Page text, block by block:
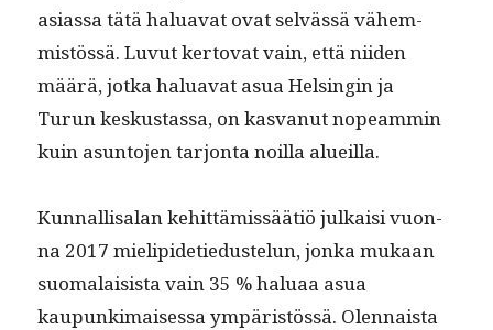
asi­as­sa tätä halu­a­vat ovat selvässä vähem­
mistössä. Luvut ker­to­vat vain, että niiden
määrä, jot­ka halu­a­vat asua Helsin­gin ja
Turun keskus­tas­sa, on kas­vanut nopeam­min
kuin asun­to­jen tar­jon­ta noil­la alueilla.
Kun­nal­lisalan kehit­tämis­säätiö julka­isi vuon­
na 2017 mielipi­de­tiedustelun, jon­ka mukaan
suo­ma­lai­sista vain 35 % halu­aa asua
kaupunki­maises­sa ympäristössä. Olen­naista